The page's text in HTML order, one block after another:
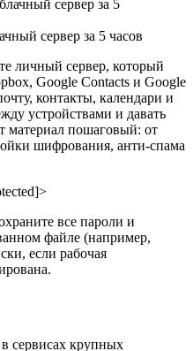
сервер за 5 часов
личный сервер, который
Google Contacts и Google
контакты, календари и
устройствами и давать
материал пошаговый: от
шифрования, анти-спама
все пароли и
файле (например,
если рабочая
сервисах крупных